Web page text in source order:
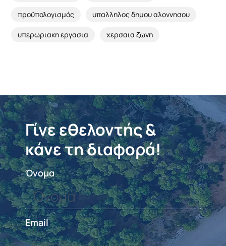
προϋπολογισμός υπαλληλος δημου αλοννησου
υπερωριακη εργασια χερσαια ζωνη
Γίνε εθελοντής &
κάνε τη διαφορά!
Όνομα
Email